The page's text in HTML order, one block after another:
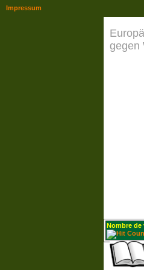
gegen
Nombre de
Impressum